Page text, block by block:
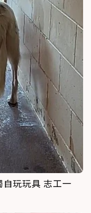
玩玩具 志工一